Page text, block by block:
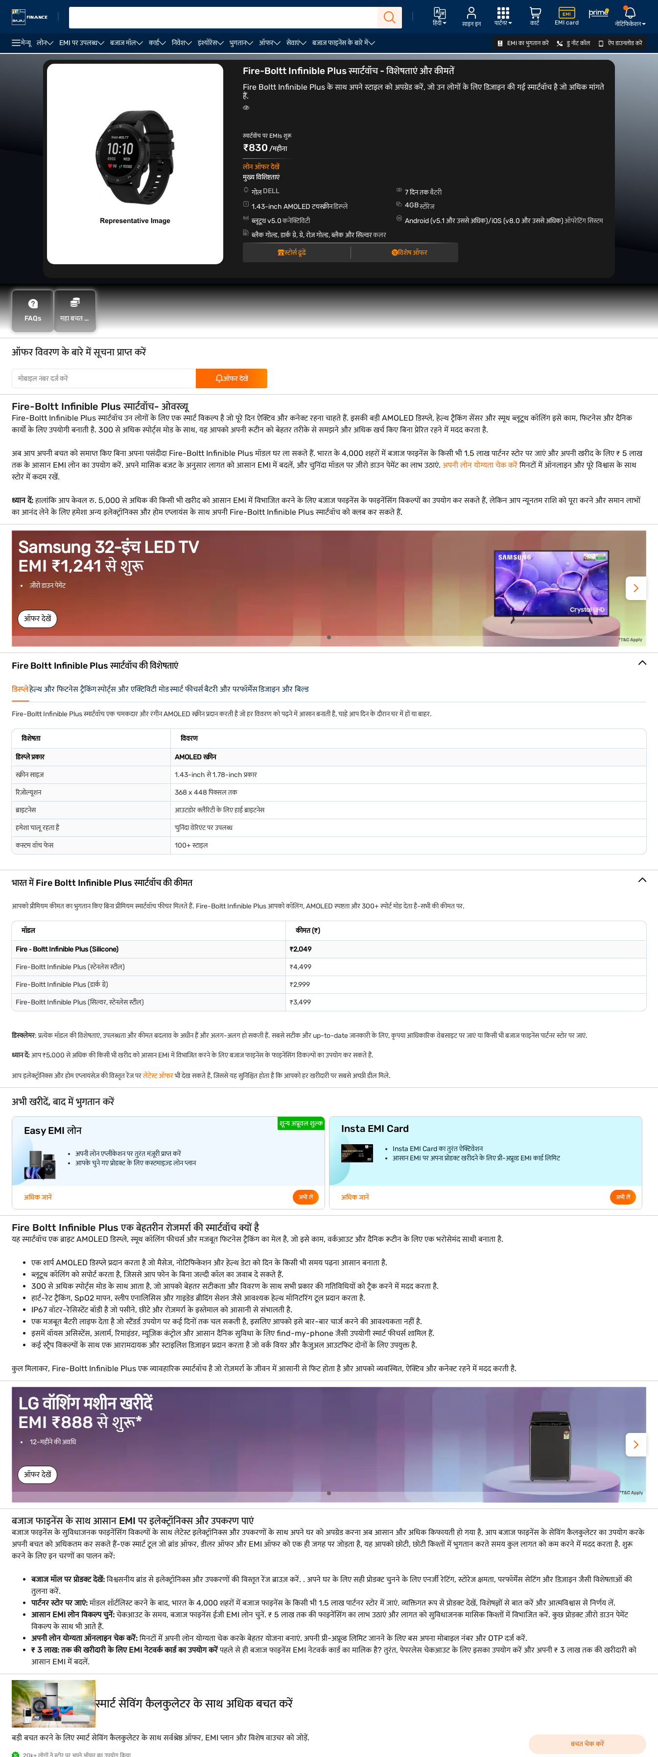
हिंदी साइन इन EMI card नोटिफिकेशन
कार्ट
पार्टनर
मेन्यू लोन EMI पर उपलब्ध बजाज मॉल कार्ड निवेश इंश्योरेंस भुगतान ऑफर सेवाएं बजाज फाइनेंस के बारे में EMI का भुगतान करें डु नॉट कॉल ऐप डाउनलोड करें
स्पोर्ट्स घड़ियां 4G SIM और Wi-fi कनेक्टिविटी के साथ स्मार्टवॉच महिलाओं की घड़ियां पुरुषों के लिए स्मार्टवॉच ऑफर देखें
Fire-Boltt Infinible Plus स्मार्टवॉच - विशेषताएं और कीमतें
Fire Boltt Infinible Plus के साथ अपने स्टाइल को अपग्रेड करें, जो उन लोगों के लिए डिज़ाइन की गई स्मार्टवॉच है जो अधिक मांगते
हैं.
स्मार्टवॉच पर EMIs शुरू
₹830 /महीना
लोन ऑफर देखें
मुख्य विशिष्टताएं
गोलDELL
1.43-inch AMOLED टचस्क्रीनडिस्प्ले
ब्लूटूथ v5.0कनेक्टिविटी
ब्लैक गोल्ड, डार्क ग्रे, ग्रे, रोज़ गोल्ड, ब्लैक और सिल्वरकलर
7 दिन तकबैटरी
4GBस्टोरेज
Android (v5.1 और उससे अधिक)/iOS (v8.0 और उससे अधिक)ऑपरेटिंग सिस्टम
स्टोर्स ढूंढें विशेष ऑफर
FAQs
महा बचत के
बचत करें
ऑफर विवरण के बारे में सूचना प्राप्त करें
ऑफर देखें
Fire-Boltt Infinible Plus स्मार्टवॉच- ओवरव्यू
Fire-Boltt Infinible Plus स्मार्टवॉच उन लोगों के लिए एक स्मार्ट विकल्प है जो पूरे दिन ऐक्टिव और कनेक्ट रहना चाहते हैं. इसकी बड़ी AMOLED डिस्प्ले, हेल्थ ट्रैकिंग सेंसर और स्मूथ ब्लूटूथ कॉलिंग इसे काम, फिटनेस और दैनिक
कार्यों के लिए उपयोगी बनाती है. 300 से अधिक स्पोर्ट्स मोड के साथ, यह आपको अपनी रूटीन को बेहतर तरीके से समझने और अधिक खर्च किए बिना प्रेरित रहने में मदद करता है.
अब आप अपनी बचत को समाप्त किए बिना अपना पसंदीदा Fire-Boltt Infinible Plus मॉडल घर ला सकते हैं. भारत के 4,000 शहरों में बजाज फाइनेंस के किसी भी 1.5 लाख पार्टनर स्टोर पर जाएं और अपनी खरीद के लिए ₹ 5 लाख
तक के आसान EMI लोन का उपयोग करें. अपने मासिक बजट के अनुसार लागत को आसान EMI में बदलें, और चुनिंदा मॉडल पर ज़ीरो डाउन पेमेंट का लाभ उठाएं. अपनी लोन योग्यता चेक करेंमिनटों में ऑनलाइन और पूरे विश्वास के साथ
स्टोर में कदम रखें.
ध्यान दें:हालांकि आप केवल रु. 5,000 से अधिक की किसी भी खरीद को आसान EMI में विभाजित करने के लिए बजाज फाइनेंस के फाइनेंसिंग विकल्पों का उपयोग कर सकते हैं, लेकिन आप न्यूनतम राशि को पूरा करने और समान लाभों
का आनंद लेने के लिए हमेशा अन्य इलेक्ट्रॉनिक्स और होम एप्लायंस के साथ अपनी Fire-Boltt Infinible Plus स्मार्टवॉच को क्लब कर सकते हैं.
Samsung 32-इंच LED TV
EMI ₹1,241 से शुरू
ज़ीरो डाउन पेमेंट
ऑफर देखें
Fire Boltt Infinible Plus स्मार्टवॉच की विशेषताएं
डिस्प्लेहेल्थ और फिटनेस ट्रैकिंगस्पोर्ट्स और एक्टिविटी मोडस्मार्ट फीचर्सबैटरी और परफॉर्मेंसडिजाइन और बिल्ड
Fire-Boltt Infinible Plus स्मार्टवॉच एक चमकदार और रंगीन AMOLED स्क्रीन प्रदान करती है जो हर विवरण को पढ़ने में आसान बनाती है, चाहे आप दिन के दौरान घर में हों या बाहर.
विशेषता विवरण
डिस्प्ले प्रकार AMOLED स्क्रीन
स्क्रीन साइज़ 1.43-inch से 1.78-inch प्रकार
रिज़ोल्यूशन 368 x 448 पिक्सल तक
ब्राइटनेस आउटडोर क्लैरिटी के लिए हाई ब्राइटनेस
हमेशा चालू रहता है चुनिंदा वेरिएंट पर उपलब्ध
कस्टम वॉच फेस 100+ स्टाइल
भारत में Fire Boltt Infinible Plus स्मार्टवॉच की कीमत
आपको प्रीमियम कीमत का भुगतान किए बिना प्रीमियम स्मार्टवॉच फीचर मिलते हैं. Fire-Boltt Infinible Plus आपको कॉलिंग, AMOLED स्पष्टता और 300+ स्पोर्ट मोड देता है-सभी की कीमत पर.
मॉडल कीमत (₹)
Fire ‐ Boltt Infinible Plus (Silicone) ₹2,049
Fire-Boltt Infinible Plus (स्टेनलेस स्टील) ₹4,499
Fire-Boltt Infinible Plus (डार्क ग्रे) ₹2,999
Fire-Boltt Infinible Plus (सिल्वर, स्टेनलेस स्टील) ₹3,499
डिस्क्लेमर: प्रत्येक मॉडल की विशेषताएं, उपलब्धता और कीमत बदलाव के अधीन हैं और अलग-अलग हो सकती हैं. सबसे सटीक और up-to-date जानकारी के लिए, कृपया आधिकारिक वेबसाइट पर जाएं या किसी भी बजाज फाइनेंस पार्टनर स्टोर पर जाएं.
ध्यान दें:आप ₹5,000 से अधिक की किसी भी खरीद को आसान EMI में विभाजित करने के लिए बजाज फाइनेंस के फाइनेंसिंग विकल्पों का उपयोग कर सकते हैं.
आप इलेक्ट्रॉनिक्स और होम एप्लायंसेज़ की विस्तृत रेंज परलेटेस्ट ऑफरभी देख सकते हैं, जिससे यह सुनिश्चित होता है कि आपको हर खरीदारी पर सबसे अच्छी डील मिले.
अभी खरीदें, बाद में भुगतान करें
शून्य अप्रूवल शुल्क
Easy EMI लोन
अपनी लोन एप्लीकेशन पर तुरंत मंज़ूरी प्राप्त करें
आपके चुने गए प्रोडक्ट के लिए कस्टमाइज़्ड लोन प्लान
अधिक जानें अभी लें
Insta EMI Card
Insta EMI Card का तुरंत ऐक्टिवेशन
आसान EMI पर अपना प्रोडक्ट खरीदने के लिए प्री-अप्रूव्ड EMI कार्ड लिमिट
अधिक जानें अभी लें
Fire Boltt Infinible Plus एक बेहतरीन रोजमर्रा की स्मार्टवॉच क्यों है
यह स्मार्टवॉच एक ब्राइट AMOLED डिस्प्ले, स्मूथ कॉलिंग फीचर्स और मजबूत फिटनेस ट्रैकिंग का मेल है, जो इसे काम, वर्कआउट और दैनिक रूटीन के लिए एक भरोसेमंद साथी बनाता है.
एक शार्प AMOLED डिस्प्ले प्रदान करता है जो मैसेज, नोटिफिकेशन और हेल्थ डेटा को दिन के किसी भी समय पढ़ना आसान बनाता है.
ब्लूटूथ कॉलिंग को सपोर्ट करता है, जिससे आप फोन के बिना जल्दी कॉल का जवाब दे सकते हैं.
300 से अधिक स्पोर्ट्स मोड के साथ आता है, जो आपको बेहतर सटीकता और विवरण के साथ सभी प्रकार की गतिविधियों को ट्रैक करने में मदद करता है.
हार्ट-रेट ट्रैकिंग, SpO2 मापन, स्लीप एनालिसिस और गाइडेड ब्रीदिंग सेशन जैसे आवश्यक हेल्थ मॉनिटरिंग टूल प्रदान करता है.
IP67 वॉटर-रेसिस्टेंट बॉडी है जो पसीने, छीटे और रोज़मर्रा के इस्तेमाल को आसानी से संभालती है.
एक मजबूत बैटरी लाइफ देता है जो स्टैंडर्ड उपयोग पर कई दिनों तक चल सकती है, इसलिए आपको इसे बार-बार चार्ज करने की आवश्यकता नहीं है.
इसमें वॉयस असिस्टेंस, अलार्म, रिमाइंडर, म्यूज़िक कंट्रोल और आसान दैनिक सुविधा के लिए find-my-phone जैसी उपयोगी स्मार्ट फीचर्स शामिल हैं.
कई स्ट्रैप विकल्पों के साथ एक आरामदायक और स्टाइलिश डिज़ाइन प्रदान करता है जो वर्क वियर और कैजुअल आउटफिट दोनों के लिए उपयुक्त है.
कुल मिलाकर, Fire-Boltt Infinible Plus एक व्यावहारिक स्मार्टवॉच है जो रोज़मर्रा के जीवन में आसानी से फिट होता है और आपको व्यवस्थित, ऐक्टिव और कनेक्ट रहने में मदद करती है.
LG वॉशिंग मशीन खरीदें
EMI ₹888 से शुरू*
12-महीने की अवधि
ऑफर देखें
बजाज फाइनेंस के साथ आसान EMI पर इलेक्ट्रॉनिक्स और उपकरण पाएं
बजाज फाइनेंस के सुविधाजनक फाइनेंसिंग विकल्पों के साथ लेटेस्ट इलेक्ट्रॉनिक्स और उपकरणों के साथ अपने घर को अपग्रेड करना अब आसान और अधिक किफायती हो गया है. आप बजाज फाइनेंस के सेविंग कैलकुलेटर का उपयोग करके
अपनी बचत को अधिकतम कर सकते हैं-एक स्मार्ट टूल जो ब्रांड ऑफर, डीलर ऑफर और EMI ऑफर को एक ही जगह पर जोड़ता है, यह आपको छोटी, छोटी किश्तों में भुगतान करते समय कुल लागत को कम करने में मदद करता है. शुरू
करने के लिए इन चरणों का पालन करें:
बजाज मॉल पर प्रोडक्ट देखें:विश्वसनीय ब्रांड से इलेक्ट्रॉनिक्स और उपकरणों की विस्तृत रेंज ब्राउज़ करें. . अपने घर के लिए सही प्रोडक्ट चुनने के लिए एनर्जी रेटिंग, स्टोरेज क्षमता, परफॉर्मेंस सेटिंग और डिज़ाइन जैसी विशेषताओं की
तुलना करें.
पार्टनर स्टोर पर जाएं:मॉडल शॉर्टलिस्ट करने के बाद, भारत के 4,000 शहरों में बजाज फाइनेंस के किसी भी 1.5 लाख पार्टनर स्टोर में जाएं. व्यक्तिगत रूप से प्रोडक्ट देखें, विशेषज्ञों से बात करें और आत्मविश्वास से निर्णय लें.
आसान EMI लोन विकल्प चुनें:चेकआउट के समय, बजाज फाइनेंस ईजी EMI लोन चुनें. ₹ 5 लाख तक की फाइनेंसिंग का लाभ उठाएं और लागत को सुविधाजनक मासिक किश्तों में विभाजित करें. कुछ प्रोडक्ट ज़ीरो डाउन पेमेंट
विकल्प के साथ भी आते हैं.
अपनी लोन योग्यता ऑनलाइन चेक करें:मिनटों में अपनी लोन योग्यता चेक करके बेहतर योजना बनाएं. अपनी प्री-अप्रूव्ड लिमिट जानने के लिए बस अपना मोबाइल नंबर और OTP दर्ज करें.
₹ 3 लाख: तक की खरीदारी के लिए EMI नेटवर्क कार्ड का उपयोग करेंपहले से ही बजाज फाइनेंस EMI नेटवर्क कार्ड का मालिक है? तुरंत, पेपरलेस चेकआउट के लिए इसका उपयोग करें और अपनी ₹ 3 लाख तक की खरीदारी को
आसान EMI में बदलें.
स्मार्ट सेविंग कैलकुलेटर के साथ अधिक बचत करें
बड़ी बचत करने के लिए स्मार्ट सेविंग कैलकुलेटर के साथ सर्वश्रेष्ठ ऑफर, EMI प्लान और विशेष वाउचर को जोड़ें.
बचत चेक करें